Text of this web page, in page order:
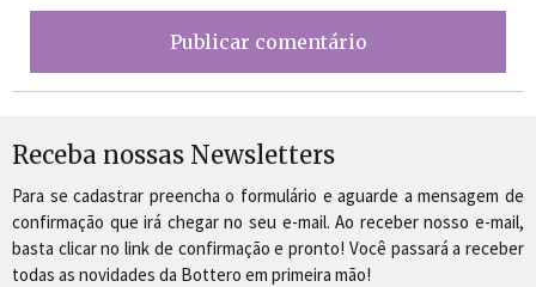
Receba nossas Newsletters
Para se cadastrar preencha o formulário e aguarde a mensagem de
confirmação que irá chegar no seu e-mail. Ao receber nosso e-mail,
basta clicar no link de confirmação e pronto! Você passará a receber
todas as novidades da Bottero em primeira mão!